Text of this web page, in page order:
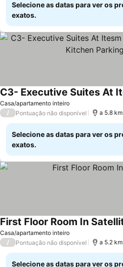
Selecione as datas para ver os
exatos.
Casa/apartamento inteiro
/ Pontuação não disponível a 5.8
Selecione as datas para ver os
exatos.
Casa/apartamento inteiro
First Floor Room In
/ Pontuação não disponível a 5.2
Selecione as datas para ver os